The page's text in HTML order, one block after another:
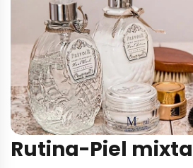
Rutina-Piel mixta